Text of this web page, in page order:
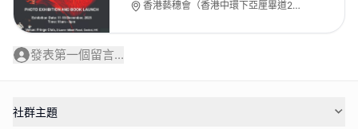
香港藝穗會（香港中環下亞厘畢道2
發表第一個留言...
社群主題